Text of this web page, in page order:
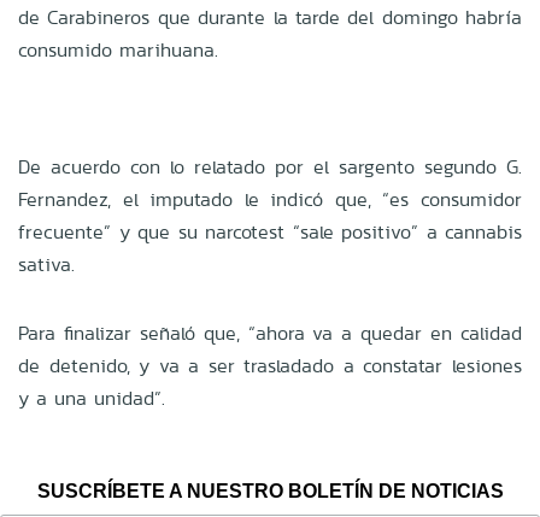
de Carabineros que durante la tarde del domingo habría
consumido marihuana.
De acuerdo con lo relatado por el sargento segundo G.
Fernandez, el imputado le indicó que, “es consumidor
frecuente” y que su narcotest “sale positivo” a cannabis
sativa.
Para finalizar señaló que, “ahora va a quedar en calidad
de detenido, y va a ser trasladado a constatar lesiones
y a una unidad”.
SUSCRÍBETE A NUESTRO BOLETÍN DE NOTICIAS